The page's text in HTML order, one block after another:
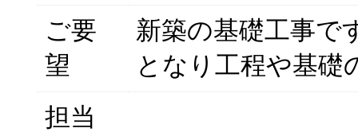
ご要
望
新築の基礎工事で
となり工程や基礎
担当